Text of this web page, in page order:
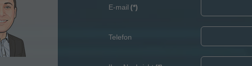
E-mail (*)
Telefon